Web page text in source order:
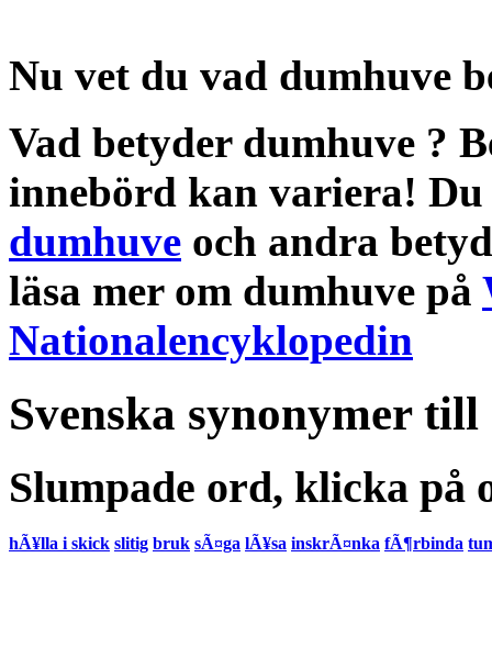
Nu vet du vad dumhuve
Vad betyder dumhuve ?
innebörd kan variera!
dumhuve och andra
läsa mer om dumhuve på
Nationalencyklopedin
Svenska synonymer
Slumpade ord, klicka på
hÃ¥lla i skick slitig bruk sÃ¤ga lÃ¥sa inskrÃ¤nka fÃ¶rbinda